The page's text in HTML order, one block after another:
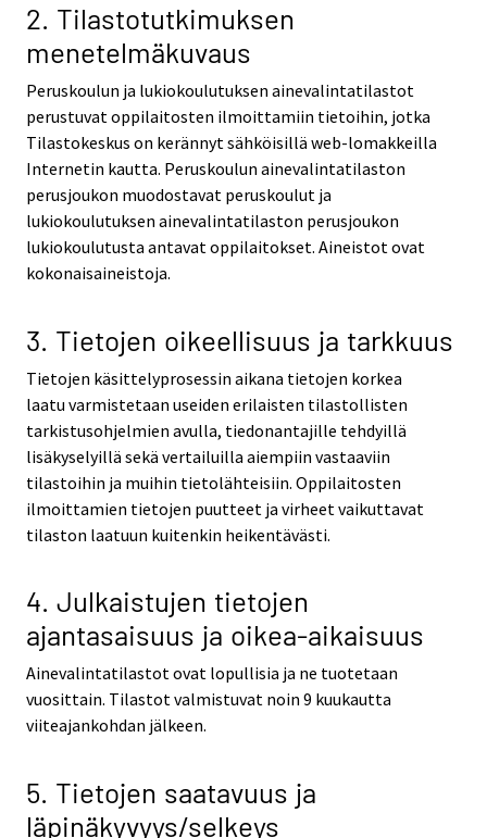
2. Tilastotutkimuksen
menetelmäkuvaus
Peruskoulun ja lukiokoulutuksen ainevalintatilastot
perustuvat oppilaitosten ilmoittamiin tietoihin, jotka
Tilastokeskus on kerännyt sähköisillä web-lomakkeilla
Internetin kautta. Peruskoulun ainevalintatilaston
perusjoukon muodostavat peruskoulut ja
lukiokoulutuksen ainevalintatilaston perusjoukon
lukiokoulutusta antavat oppilaitokset. Aineistot ovat
kokonaisaineistoja.
3. Tietojen oikeellisuus ja tarkkuus
Tietojen käsittelyprosessin aikana tietojen korkea
laatu varmistetaan useiden erilaisten tilastollisten
tarkistusohjelmien avulla, tiedonantajille tehdyillä
lisäkyselyillä sekä vertailuilla aiempiin vastaaviin
tilastoihin ja muihin tietolähteisiin. Oppilaitosten
ilmoittamien tietojen puutteet ja virheet vaikuttavat
tilaston laatuun kuitenkin heikentävästi.
4. Julkaistujen tietojen
ajantasaisuus ja oikea-aikaisuus
Ainevalintatilastot ovat lopullisia ja ne tuotetaan
vuosittain. Tilastot valmistuvat noin 9 kuukautta
viiteajankohdan jälkeen.
5. Tietojen saatavuus ja
läpinäkyvyys/selkeys